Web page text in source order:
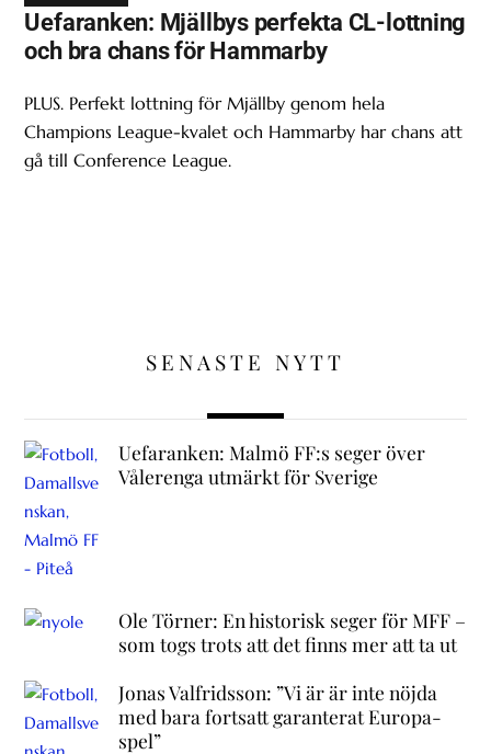
Uefaranken: Mjällbys perfekta CL-lottning
och bra chans för Hammarby
PLUS. Perfekt lottning för Mjällby genom hela
Champions League-kvalet och Hammarby har chans att
gå till Conference League.
SENASTE NYTT
Uefaranken: Malmö FF:s seger över
Vålerenga utmärkt för Sverige
Ole Törner: En historisk seger för MFF –
som togs trots att det finns mer att ta ut
Jonas Valfridsson: ”Vi är är inte nöjda
med bara fortsatt garanterat Europa-
spel”